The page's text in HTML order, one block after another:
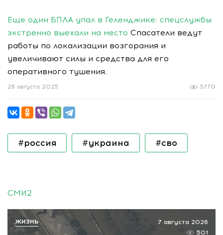
Еще один БПЛА упал в Геленджике: спецслужбы
экстренно выехали на место Спасатели ведут
работы по локализации возгорания и
увеличивают силы и средства для его
оперативного тушения.
5770
28 августа 2025
#россия #украина #сво
СМИ2
7 августа 2026
501
ЖИЗНЬ